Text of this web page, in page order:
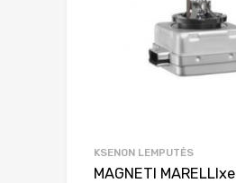
KSENON LEMPUTĖS
MAGNETI